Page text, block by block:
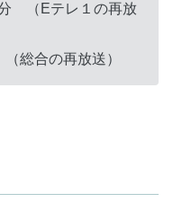
（Eテレ１の再放
総合の再放送）